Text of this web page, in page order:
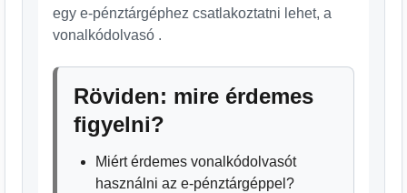
egy e-pénztárgéphez csatlakoztatni lehet, a
vonalkódolvasó .
Röviden: mire érdemes
figyelni?
Miért érdemes vonalkódolvasót
használni az e-pénztárgéppel?